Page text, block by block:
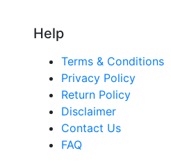
Help
Terms & Conditions
Privacy Policy
Return Policy
Disclaimer
Contact Us
FAQ